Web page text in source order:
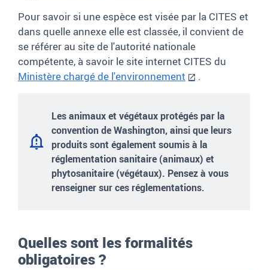
Pour savoir si une espèce est visée par la CITES et
dans quelle annexe elle est classée, il convient de
se référer au site de l'autorité nationale
compétente, à savoir le site internet CITES du
Ministère chargé de l'environnement
.
Les animaux et végétaux protégés par la
convention de Washington, ainsi que leurs
produits sont également soumis à la
réglementation sanitaire (animaux) et
phytosanitaire (végétaux). Pensez à vous
renseigner sur ces réglementations.
Quelles sont les formalités
obligatoires ?